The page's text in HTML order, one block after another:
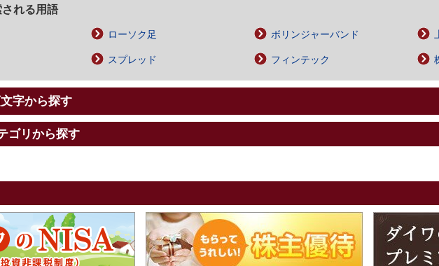
される用語
ローソク足 ボリンジャーバンド
スプレッド フィンテック
字から探す
ゴリから探す